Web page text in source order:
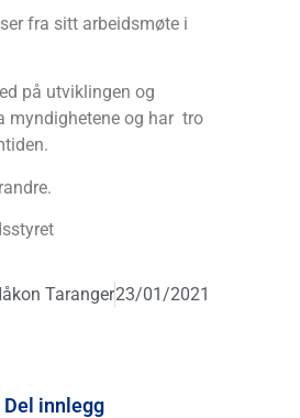
fra sitt arbeidsmøte i
på utviklingen og
myndighetene og har tro
Taranger23/01/2021
Del innlegg